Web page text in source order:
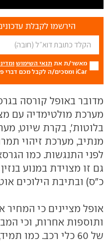
הירשמו לקבלת
מאשר/ת את תנאי השימוש
iCar ומסכים/ה לקבל מכם דברי פרסום.
מערכת מולטימדיה עם
בלוטות', בקרת שיוט,
מנתיב, מערכת זיהוי
לפני התנגשות. כמו
כ"ס) ובתיבת הילוכים
אופל מציינים כי המחיר
ותוספות אחרות, וכי
של 60 כלי רכב. כמו